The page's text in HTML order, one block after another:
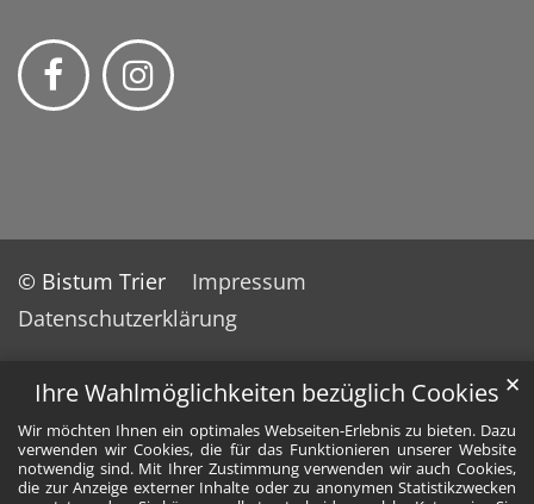
Ihre Wahlmöglichkeiten bezüglich Cookies
Wir möchten Ihnen ein optimales Webseiten-Erlebnis zu bieten. Dazu
verwenden wir Cookies, die für das Funktionieren unserer Website
notwendig sind. Mit Ihrer Zustimmung verwenden wir auch Cookies,
die zur Anzeige externer Inhalte oder zu anonymen Statistikzwecken
✕
© Bistum Trier
Impressum
Datenschutzerklärung